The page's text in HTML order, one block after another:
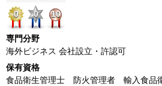
0
0 10
専門分野
海外ビジネス 会社設立・許認可
保有資格
食品衛生管理士 防火管理者 輸入食品